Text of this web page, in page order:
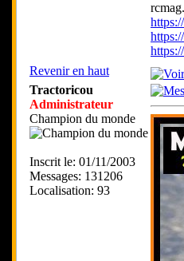
Revenir en haut
Tractoricou
Administrateur
Champion du monde
Inscrit le: 01/11/2003
Messages: 131206
Localisation: 93